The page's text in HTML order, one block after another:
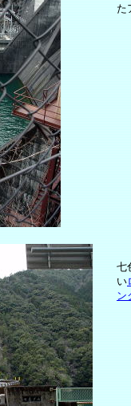
た
七
い
ン